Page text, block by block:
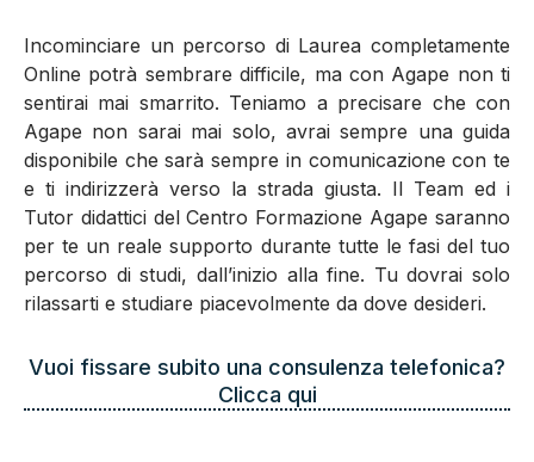
Incominciare un percorso di Laurea completamente
Online potrà sembrare difficile, ma con Agape non ti
sentirai mai smarrito. Teniamo a precisare che con
Agape non sarai mai solo, avrai sempre una guida
disponibile che sarà sempre in comunicazione con te
e ti indirizzerà verso la strada giusta. Il Team ed i
Tutor didattici del Centro Formazione Agape saranno
per te un reale supporto durante tutte le fasi del tuo
percorso di studi, dall’inizio alla fine. Tu dovrai solo
rilassarti e studiare piacevolmente da dove desideri.
Vuoi fissare subito una consulenza telefonica?
Clicca qui